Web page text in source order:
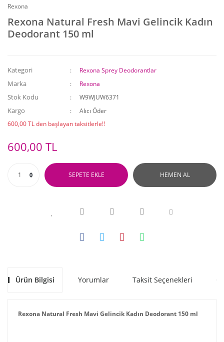
Rexona
Rexona Natural Fresh Mavi Gelincik Kadın
Deodorant 150 ml
Kategori Rexona Sprey Deodorantlar
Marka Rexona
Stok Kodu W9WJUW6371
Kargo
Alıcı Öder
600,00 TL den başlayan taksitlerle!!
600,00 TL
SEPETE EKLE HEMEN AL
Ürün Bilgisi Yorumlar Taksit Seçenekleri
Rexona Natural Fresh Mavi Gelincik Kadın Deodorant 150 ml